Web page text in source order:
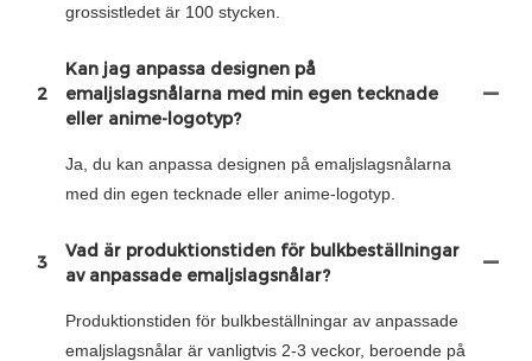
grossistledet är 100 stycken.
2
Kan jag anpassa designen på
emaljslagsnålarna med min egen tecknade
eller anime-logotyp?
Ja, du kan anpassa designen på emaljslagsnålarna
med din egen tecknade eller anime-logotyp.
3
Vad är produktionstiden för bulkbeställningar
av anpassade emaljslagsnålar?
Produktionstiden för bulkbeställningar av anpassade
emaljslagsnålar är vanligtvis 2-3 veckor, beroende på